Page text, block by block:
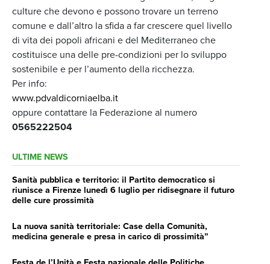
culture che devono e possono trovare un terreno
comune e dall’altro la sfida a far crescere quel livello
di vita dei popoli africani e del Mediterraneo che
costituisce una delle pre-condizioni per lo sviluppo
sostenibile e per l’aumento della ricchezza.
Per info:
www.pdvaldicorniaelba.it
oppure contattare la Federazione al numero
0565222504
ULTIME NEWS
Sanità pubblica e territorio: il Partito democratico si
riunisce a Firenze lunedì 6 luglio per ridisegnare il futuro
delle cure prossimità
La nuova sanità territoriale: Case della Comunità,
medicina generale e presa in carico di prossimità”